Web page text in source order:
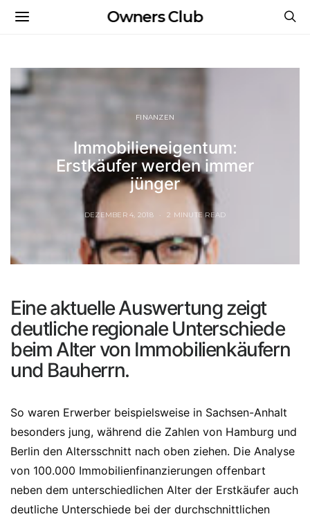
Owners Club
FINANZEN
Immobilieneigentum:
Erstkäufer werden immer
jünger
DEZEMBER 4, 2018 2 MINUTE READ
Eine aktuelle Auswertung zeigt
deutliche regionale Unterschiede
beim Alter von Immobilienkäufern
und Bauherrn.
So waren Erwerber beispielsweise in Sachsen-Anhalt
besonders jung, während die Zahlen von Hamburg und
Berlin den Altersschnitt nach oben ziehen. Die Analyse
von 100.000 Immobilienfinanzierungen offenbart
neben dem unterschiedlichen Alter der Erstkäufer auch
deutliche Unterschiede bei der durchschnittlichen